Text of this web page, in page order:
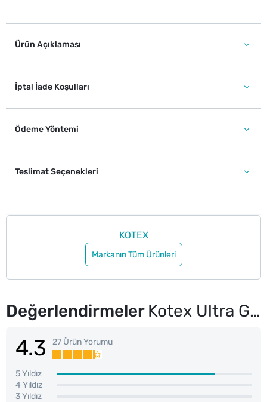
Ürün Açıklaması
İptal İade Koşulları
Ödeme Yöntemi
Teslimat Seçenekleri
KOTEX
Markanın Tüm Ürünleri
Değerlendirmeler Kotex Ultra Günlük Ped İnce Parfümsüz Ekonomik Paket 34'lü
4.3 27 Ürün Yorumu
5 Yıldız
4 Yıldız
3 Yıldız